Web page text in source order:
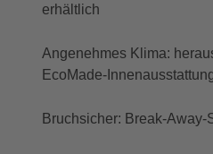
erhältlich
Angenehmes Klima:
EcoMade-
Bruchsicher: Break-Away-